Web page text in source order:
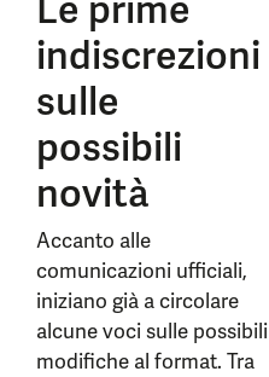
indiscrezioni
sulle
possibili
novità
Accanto alle
comunicazioni ufficiali,
iniziano già a circolare
alcune voci sulle possibili
modifiche al format. Tra